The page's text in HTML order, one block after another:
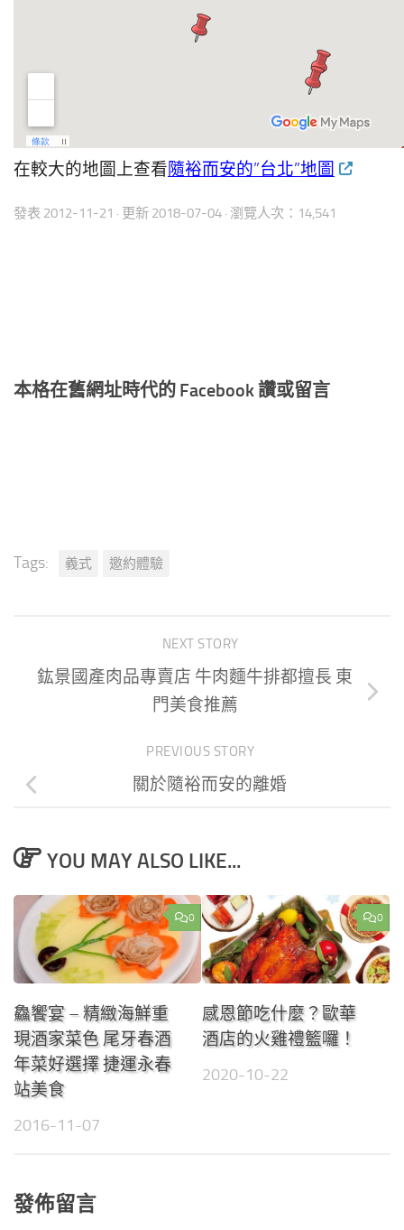
在較大的地圖上查看隨裕而安的”台北”地圖
發表 2012-11-21 · 更新 2018-07-04 · 瀏覽人次：14,541
本格在舊網址時代的 Facebook 讚或留言
Tags: 義式 邀約體驗
NEXT STORY
鈜景國產肉品專賣店 牛肉麵牛排都擅長 東
門美食推薦
PREVIOUS STORY
關於隨裕而安的離婚
YOU MAY ALSO LIKE...
0
鱻饗宴 – 精緻海鮮重
現酒家菜色 尾牙春酒
年菜好選擇 捷運永春
站美食
2016-11-07
0
感恩節吃什麼？歐華
酒店的火雞禮籃囉！
2020-10-22
發佈留言